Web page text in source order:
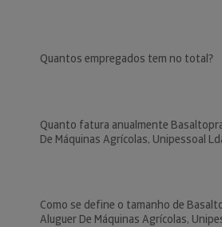
Quantos empregados tem no total?
Quanto fatura anualmente
De Máquinas Agrícolas, Unipessoal
Como se define o tamanho de
Aluguer De Máquinas Agrícolas,